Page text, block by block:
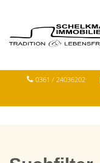
0361 / 24036202